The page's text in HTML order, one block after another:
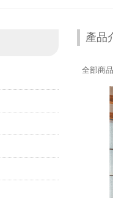
產品
全部商